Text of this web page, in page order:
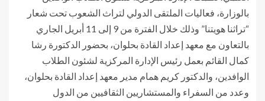
بالوزارة، فعاليات الملتقى الدولي لتراث الشعوب تحت شعار
“تراثنا هويتنا” وذلك خلال الفترة من 9 إلى 11 أبريل الجاري
بالتعاون مع معهد إعداد القادة بحلوان، بحضور الدكتورة رشا
كمال القائم بعمل رئيس الإدارة المركزية لشئون الطلاب
الوافدين، والدكتور كريم همام مدير معهد إعداد القادة بحلوان،
وعدد من السفراء والمستشاريين الثقافيين من الدول